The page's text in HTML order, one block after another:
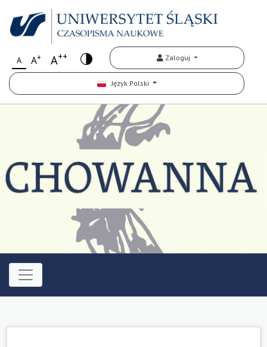
A A+ A++ Zaloguj
Język Polski